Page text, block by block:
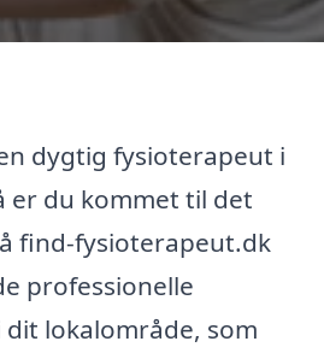
dygtig fysioterapeut i
er du kommet til det
find-fysioterapeut.dk
professionelle
lokalområde, som